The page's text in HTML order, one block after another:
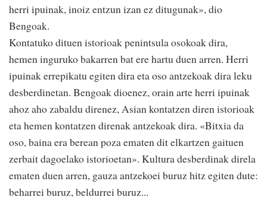
herri ipuinak, inoiz entzun izan ez ditugunak», dio
Bengoak.
Kontatuko dituen istorioak penintsula osokoak dira,
hemen inguruko bakarren bat ere hartu duen arren. Herri
ipuinak errepikatu egiten dira eta oso antzekoak dira leku
desberdinetan. Bengoak dioenez, orain arte herri ipuinak
ahoz aho zabaldu direnez, Asian kontatzen diren istorioak
eta hemen kontatzen direnak antzekoak dira. «Bitxia da
oso, baina era berean poza ematen dit elkartzen gaituen
zerbait dagoelako istorioetan». Kultura desberdinak direla
ematen duen arren, gauza antzekoei buruz hitz egiten dute:
beharrei buruz, beldurrei buruz...